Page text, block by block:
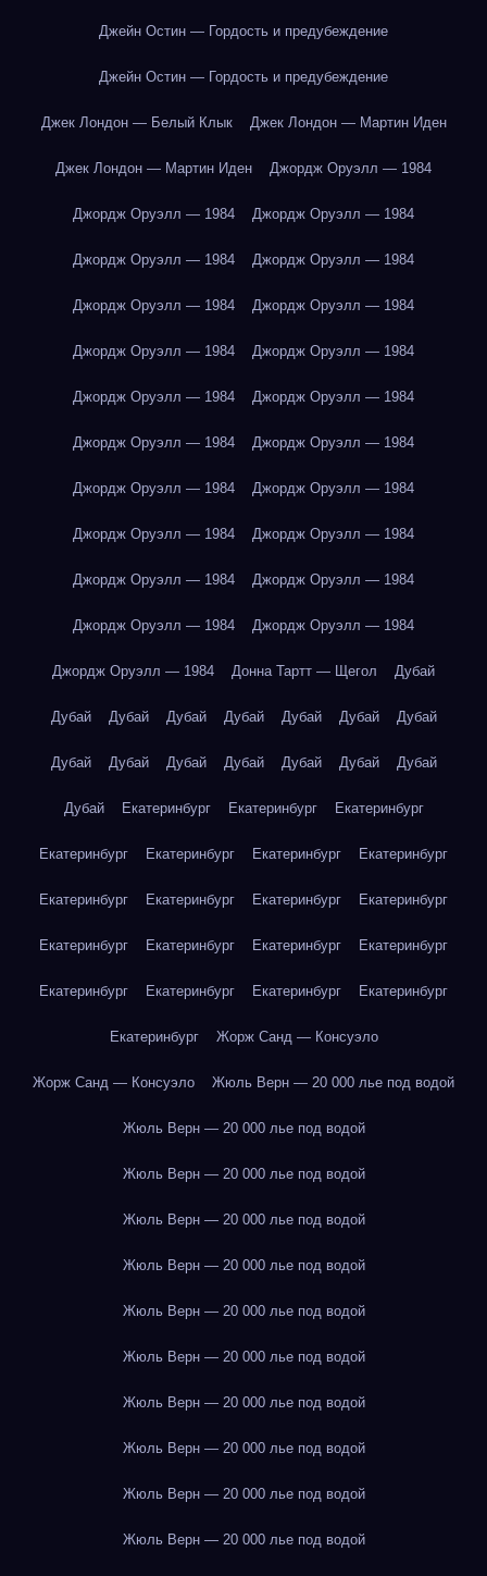
Джейн Остин — Гордость и предубеждение
Джейн Остин — Гордость и предубеждение
Джек Лондон — Белый Клык Джек Лондон — Мартин Иден
Джек Лондон — Мартин Иден Джордж Оруэлл — 1984
Джордж Оруэлл — 1984 Джордж Оруэлл — 1984
Джордж Оруэлл — 1984 Джордж Оруэлл — 1984
Джордж Оруэлл — 1984 Джордж Оруэлл — 1984
Джордж Оруэлл — 1984 Джордж Оруэлл — 1984
Джордж Оруэлл — 1984 Джордж Оруэлл — 1984
Джордж Оруэлл — 1984 Джордж Оруэлл — 1984
Джордж Оруэлл — 1984 Джордж Оруэлл — 1984
Джордж Оруэлл — 1984 Джордж Оруэлл — 1984
Джордж Оруэлл — 1984 Джордж Оруэлл — 1984
Джордж Оруэлл — 1984 Джордж Оруэлл — 1984
Джордж Оруэлл — 1984 Донна Тартт — Щегол Дубай
Дубай Дубай Дубай Дубай Дубай Дубай Дубай
Дубай Дубай Дубай Дубай Дубай Дубай Дубай
Дубай Екатеринбург Екатеринбург Екатеринбург
Екатеринбург Екатеринбург Екатеринбург Екатеринбург
Екатеринбург Екатеринбург Екатеринбург Екатеринбург
Екатеринбург Екатеринбург Екатеринбург Екатеринбург
Екатеринбург Екатеринбург Екатеринбург Екатеринбург
Екатеринбург Жорж Санд — Консуэло
Жорж Санд — Консуэло Жюль Верн — 20 000 лье под водой
Жюль Верн — 20 000 лье под водой
Жюль Верн — 20 000 лье под водой
Жюль Верн — 20 000 лье под водой
Жюль Верн — 20 000 лье под водой
Жюль Верн — 20 000 лье под водой
Жюль Верн — 20 000 лье под водой
Жюль Верн — 20 000 лье под водой
Жюль Верн — 20 000 лье под водой
Жюль Верн — 20 000 лье под водой
Жюль Верн — 20 000 лье под водой